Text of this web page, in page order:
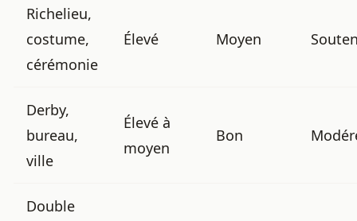
Richelieu,
costume,
cérémonie
Élevé Moyen
Derby,
bureau,
ville
Élevé à
moyen
Bon
Double